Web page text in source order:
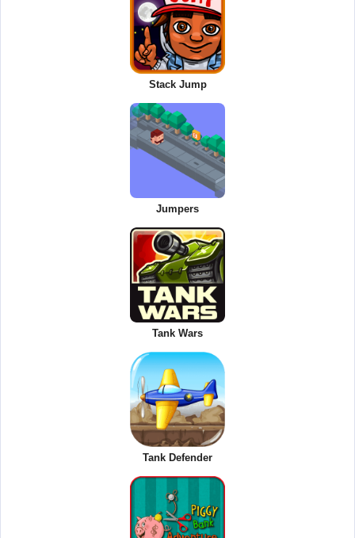
Stack Jump
Jumpers
Tank Wars
Tank Defender